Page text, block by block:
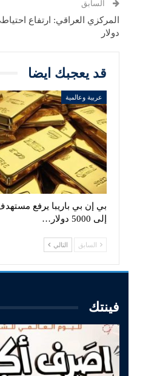
السابق
دولار
قد يعجبك ايضا
عربية وعالمية
بي إن بي باريبا يرفع
إلى 5000 دولار…
السابق التالي
فينتك